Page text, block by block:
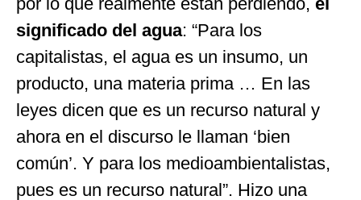
significado del agua: “Para los
capitalistas, el agua es un insumo, un
producto, una materia prima … En las
leyes dicen que es un recurso natural y
ahora en el discurso le llaman ‘bien
común’. Y para los medioambientalistas,
pues es un recurso natural”. Hizo una